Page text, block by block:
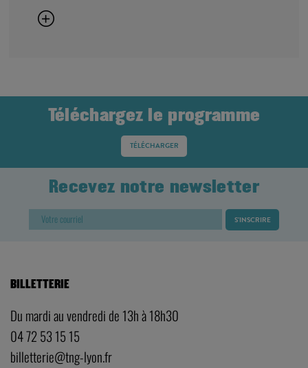
Téléchargez le programme
TÉLÉCHARGER
Recevez notre newsletter
BILLETTERIE
Du mardi au vendredi de 13h à 18h30
04 72 53 15 15
billetterie@tng-lyon.fr